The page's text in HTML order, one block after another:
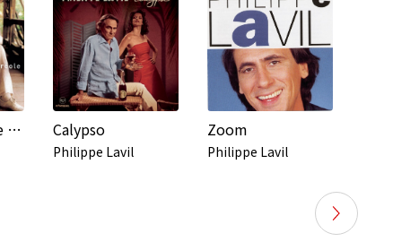
Retour a la case créole Calypso
Philippe Lavil
Zoom
Philippe Lavil